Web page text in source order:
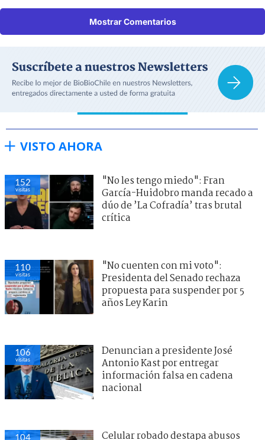
Mostrar Comentarios
VISTO AHORA
152
visitas
"No les tengo miedo": Fran
García-Huidobro manda recado a
dúo de ’La Cofradía’ tras brutal
crítica
110
visitas
"No cuenten con mi voto":
Presidenta del Senado rechaza
propuesta para suspender por 5
años Ley Karin
106
visitas
Denuncian a presidente José
Antonio Kast por entregar
información falsa en cadena
nacional
104 Celular robado destapa abusos